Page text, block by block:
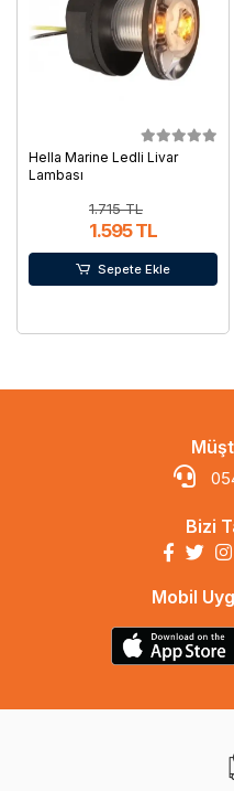
Hella Marine Ledli Livar
Lambası
1.715 TL
1.595 TL
Sepete Ekle
Bizi
Mobil